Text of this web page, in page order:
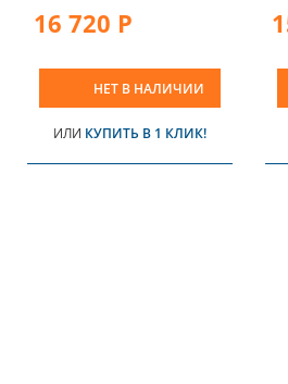
16 720 Р
НЕТ В НАЛИЧИИ
ИЛИ КУПИТЬ В 1 КЛИК!